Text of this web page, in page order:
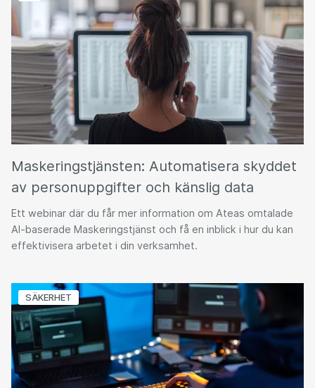
Maskeringstjänsten: Automatisera skyddet
av personuppgifter och känslig data
Ett webinar där du får mer information om Ateas omtalade
AI-baserade Maskeringstjänst och få en inblick i hur du kan
effektivisera arbetet i din verksamhet.
SÄKERHET